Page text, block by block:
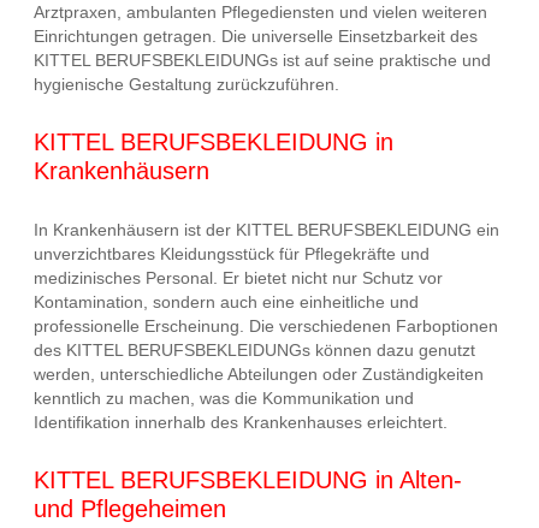
Arztpraxen, ambulanten Pflegediensten und vielen weiteren
Einrichtungen getragen. Die universelle Einsetzbarkeit des
KITTEL BERUFSBEKLEIDUNGs ist auf seine praktische und
hygienische Gestaltung zurückzuführen.
KITTEL BERUFSBEKLEIDUNG in
Krankenhäusern
In Krankenhäusern ist der KITTEL BERUFSBEKLEIDUNG ein
unverzichtbares Kleidungsstück für Pflegekräfte und
medizinisches Personal. Er bietet nicht nur Schutz vor
Kontamination, sondern auch eine einheitliche und
professionelle Erscheinung. Die verschiedenen Farboptionen
des KITTEL BERUFSBEKLEIDUNGs können dazu genutzt
werden, unterschiedliche Abteilungen oder Zuständigkeiten
kenntlich zu machen, was die Kommunikation und
Identifikation innerhalb des Krankenhauses erleichtert.
KITTEL BERUFSBEKLEIDUNG in Alten-
und Pflegeheimen